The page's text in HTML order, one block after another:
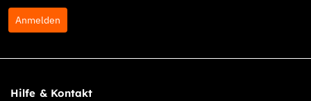
Anmelden
Hilfe & Kontakt